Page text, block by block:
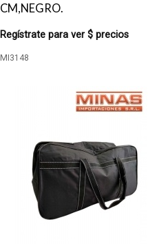
CM,NEGRO.
Regístrate para ver $ precios
MI3148